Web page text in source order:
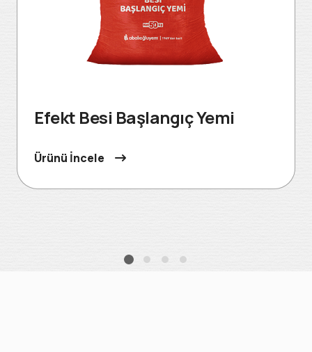
Efekt Besi Başlangıç Yemi
Ürünü İncele